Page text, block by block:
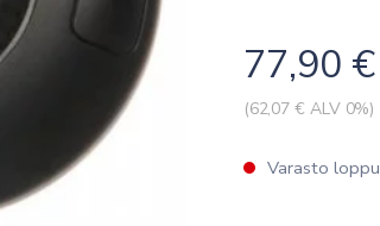
77,90 €
(62,07 € ALV 0%)
Varasto loppu